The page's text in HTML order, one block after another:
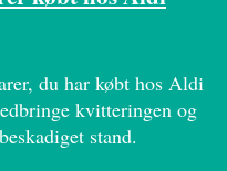
du har købt hos Aldi
kvitteringen og
stand.